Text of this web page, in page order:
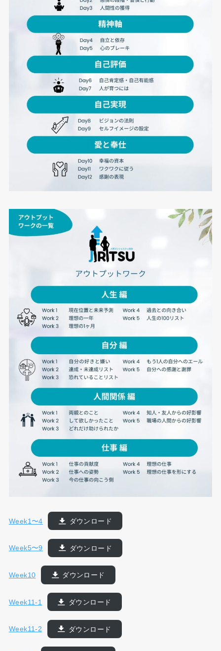
Week1〜4 ダウンロード
Week5〜9 ダウンロード
Week10 ダウンロード
Week11-1 ダウンロード
Week11-2 ダウンロード